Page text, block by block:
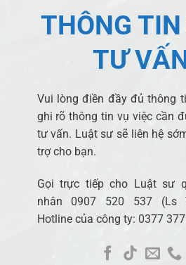
THÔNG
TƯ
Vui lòng điền đầy đủ thông
ghi rõ thông tin vụ việc cần
tư vấn. Luật sư sẽ liên hệ
trợ cho bạn.
Gọi trực tiếp cho Luật sư
nhân 0907 520 537 (Ls
Hotline của công ty: 0377
doanh nghiệp trên địa bàn
đại diện giải quyết các loại
nhượng đất, mua bán nhà
thi công
hợp đồng dịch vụ
tiền, đặt cọc
đồng chặt chẽ, tránh rủi ro pháp lý
đi vui lòng liên hệ, chúng tôi sẽ
sư Adb Saigonhoặc tìm hiểu chi
chấp hợp đồng ADB